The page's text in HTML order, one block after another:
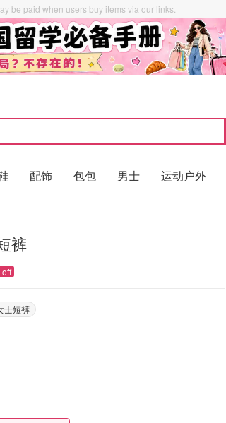
be paid when users buy items via our links.
配饰 包包 男士 运动户外
裤
士短裤